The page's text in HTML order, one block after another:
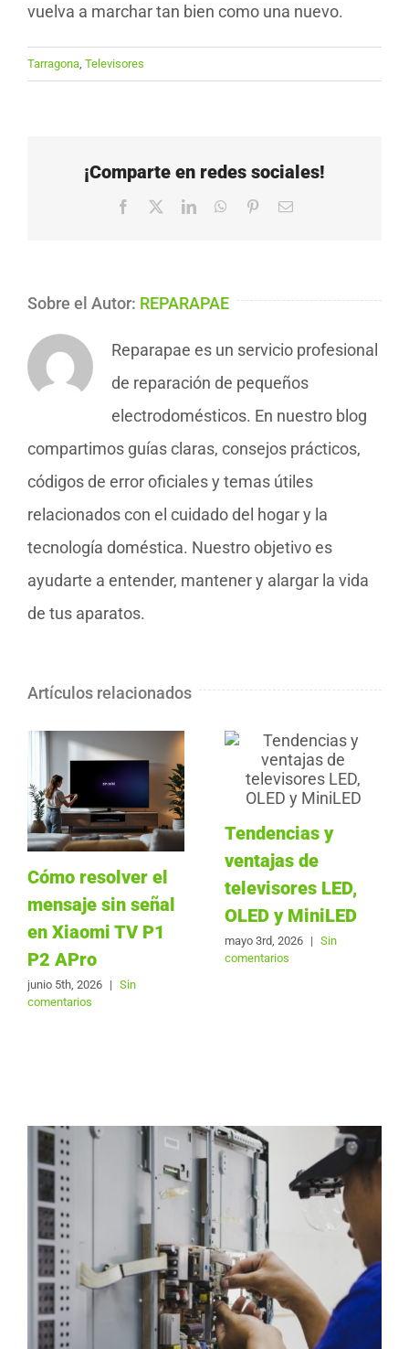
vuelva a marchar tan bien como una nuevo.
Tarragona Televisores
¡Comparte en redes sociales!
Facebook LinkedInWhatsApp
PinterestCorreo
Sobre el Autor: REPARAPAE
Reparapae es un servicio profesional
de reparación de pequeños
electrodomésticos. En nuestro blog
compartimos guías claras, consejos prácticos,
códigos de error oficiales y temas útiles
relacionados con el cuidado del hogar y la
tecnología doméstica. Nuestro objetivo es
ayudarte a entender, mantener y alargar la vida
de tus aparatos.
Artículos relacionados
Cómo resolver el
mensaje sin señal
en Xiaomi TV P1
P2 APro
junio 5th, 2026 | Sin
comentarios
Tendencias y
ventajas de
televisores LED,
OLED y MiniLED
mayo 3rd, 2026 | Sin
comentarios